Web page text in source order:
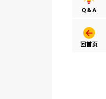
Q & A
回首页